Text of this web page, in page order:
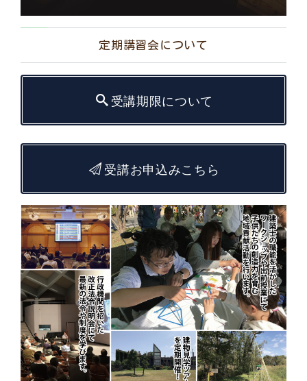
定期講習会について
受講期限について
受講お申込みこちら